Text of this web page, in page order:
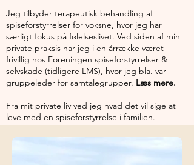
Jeg tilbyder terapeutisk behandling af
spiseforstyrrelser for voksne, hvor jeg har
særligt fokus på følelseslivet. Ved siden af min
private praksis har jeg i en årrække været
frivillig hos Foreningen spiseforstyrrelser &
selvskade (tidligere LMS), hvor jeg bla. var
gruppeleder for samtalegrupper. Læs mere.
Fra mit private liv ved jeg hvad det vil sige at
leve med en spiseforstyrrelse i familien.